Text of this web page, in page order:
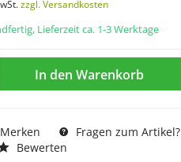
zzgl. Versandkosten
Lieferzeit ca. 1-3 Werktage
In den Warenkorb
Merken
Fragen zum Artikel?
Bewerten